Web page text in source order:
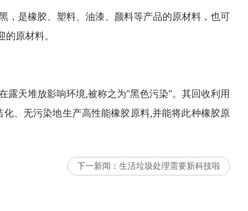
，是橡胶、塑料、油漆、颜料等产品的原材料，也可
的原材料。
天堆放影响环境,被称之为“黑色污染”。其回收利用
化、无污染地生产高性能橡胶原料,并能将此种橡胶原
下一新闻： 生活垃圾处理需要新科技啦